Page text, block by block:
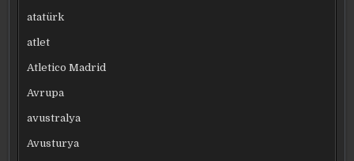
atatürk
atlet
Atletico Madrid
Avrupa
avustralya
Avusturya